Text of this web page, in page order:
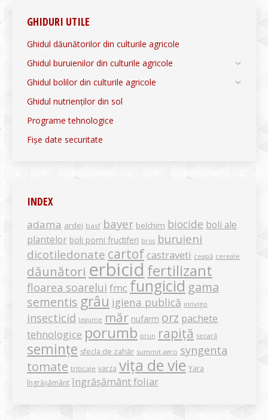
GHIDURI UTILE
Ghidul dăunătorilor din culturile agricole
Ghidul buruienilor din culturile agricole
Ghidul bolilor din culturile agricole
Ghidul nutrienților din sol
Programe tehnologice
Fișe date securitate
INDEX
adama ardei basf bayer belchim biocide boli ale
plantelor boli pomi fructiferi bros buruieni
dicotiledonate cartof castraveti ceapă cereale
dăunători erbicid fertilizant
floarea soarelui fmc fungicid gama
sementis grâu igiena publică innvigo
insecticid legume măr nufarm orz pachete
tehnologice porumb prun rapiță secară
semințe sfecla de zahăr summit agro syngenta
tomate triticale varza vița de vie Yara
îngrășământ îngrășământ foliar